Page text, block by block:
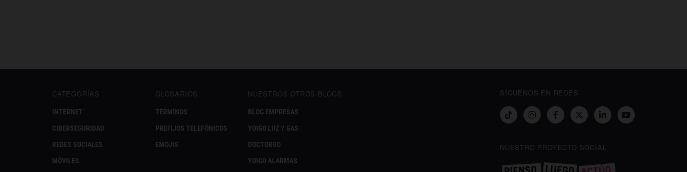
CATEGORÍAS
INTERNET
CIBERSEGURIDAD
REDES SOCIALES
MÓVILES
GLOSARIOS
TÉRMINOS
PREFIJOS TELEFÓNICOS
EMOJIS
NUESTROS OTROS BLOGS
BLOG EMPRESAS
YOIGO LUZ Y GAS
DOCTORGO
YOIGO ALARMAS
SÍGUENOS EN REDES
NUESTRO PROYECTO SOCIAL